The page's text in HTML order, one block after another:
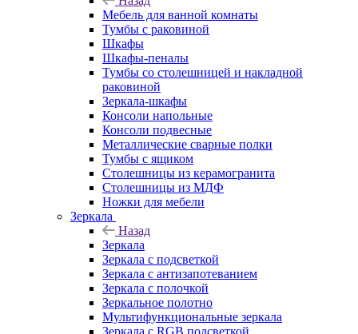
Мебель для ванной комнаты
Тумбы с раковиной
Шкафы
Шкафы-пеналы
Тумбы со столешницей и накладной
раковиной
Зеркала-шкафы
Консоли напольные
Консоли подвесные
Металлические сварные полки
Тумбы с ящиком
Столешницы из керамогранита
Столешницы из МДФ
Ножки для мебели
Зеркала
Назад
Зеркала
Зеркала с подсветкой
Зеркала с антизапотеванием
Зеркала с полочкой
Зеркальное полотно
Мультифункциональные зеркала
Зеркала c RGB подсветкой